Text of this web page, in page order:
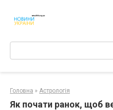
контенту
Поиск:
Головна » Астрологія
Як почати ранок, щоб